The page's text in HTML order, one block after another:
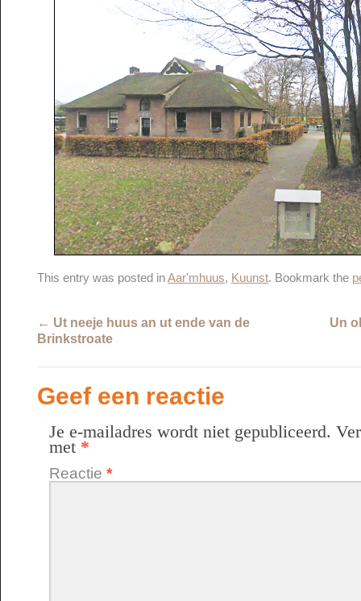
This entry was posted inAar'mhuus, Kuunst. Bookmark the
← Ut neeje huus an ut ende van de
Brinkstroate
Un
Geef een reactie
Je e-mailadres wordt niet gepubliceerd.
met *
Reactie *